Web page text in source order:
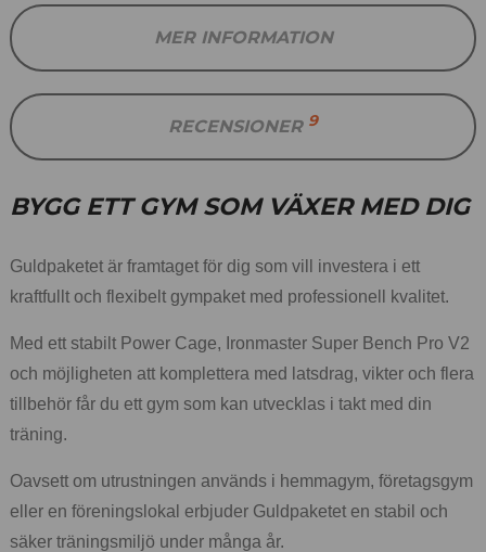
MER INFORMATION
RECENSIONER 9
BYGG ETT GYM SOM VÄXER MED DIG
Guldpaketet är framtaget för dig som vill investera i ett
kraftfullt och flexibelt gympaket med professionell kvalitet.
Med ett stabilt Power Cage, Ironmaster Super Bench Pro V2
och möjligheten att komplettera med latsdrag, vikter och flera
tillbehör får du ett gym som kan utvecklas i takt med din
träning.
Oavsett om utrustningen används i hemmagym, företagsgym
eller en föreningslokal erbjuder Guldpaketet en stabil och
säker träningsmiljö under många år.